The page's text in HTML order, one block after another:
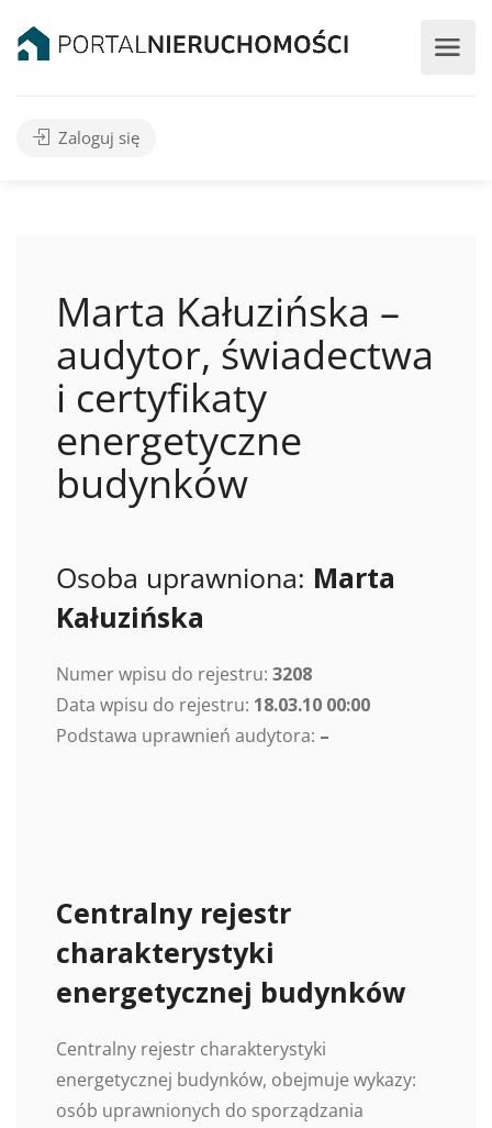
Zaloguj się
Marta Kałuzińska –
audytor, świadectwa
i certyfikaty
energetyczne
budynków
Osoba uprawniona: Marta
Kałuzińska
Numer wpisu do rejestru: 3208
Data wpisu do rejestru: 18.03.10 00:00
Podstawa uprawnień audytora: –
Centralny rejestr
charakterystyki
energetycznej budynków
Centralny rejestr charakterystyki
energetycznej budynków, obejmuje wykazy:
osób uprawnionych do sporządzania